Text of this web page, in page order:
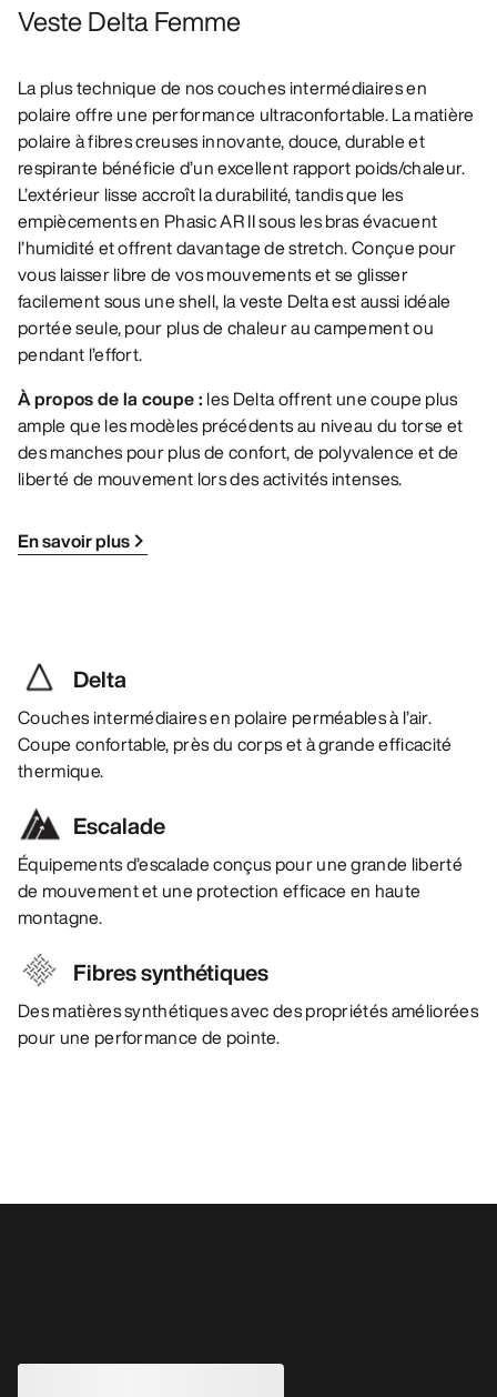
Veste Delta Femme
La plus technique de nos couches intermédiaires en
polaire offre une performance ultraconfortable. La matière
polaire à fibres creuses innovante, douce, durable et
respirante bénéficie d’un excellent rapport poids/chaleur.
L’extérieur lisse accroît la durabilité, tandis que les
empiècements en Phasic AR II sous les bras évacuent
l’humidité et offrent davantage de stretch. Conçue pour
vous laisser libre de vos mouvements et se glisser
facilement sous une shell, la veste Delta est aussi idéale
portée seule, pour plus de chaleur au campement ou
pendant l’effort.
À propos de la coupe : les Delta offrent une coupe plus
ample que les modèles précédents au niveau du torse et
des manches pour plus de confort, de polyvalence et de
liberté de mouvement lors des activités intenses.
En savoir plus
Delta
Couches intermédiaires en polaire perméables à l’air.
Coupe confortable, près du corps et à grande efficacité
thermique.
Escalade
Équipements d’escalade conçus pour une grande liberté
de mouvement et une protection efficace en haute
montagne.
Fibres synthétiques
Des matières synthétiques avec des propriétés améliorées
pour une performance de pointe.